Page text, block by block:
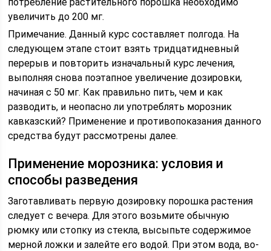
увеличить до 200 мг.
Примечание. Данный курс составляет полгода. На
следующем этапе стоит взять тридцатидневный
перерыв и повторить изначальный курс лечения,
выполняя снова поэтапное увеличение дозировки,
начиная с 50 мг. Как правильно пить, чем и как
разводить, и неопасно ли употреблять морозник
кавказский? Применение и противопоказания данного
средства будут рассмотрены далее.
Применение морозника: условия и
способы разведения
Заготавливать первую дозировку порошка растения
следует с вечера. Для этого возьмите обычную
рюмку или стопку из стекла, высыпьте содержимое
мерной ложки и залейте его водой. При этом вода, во-